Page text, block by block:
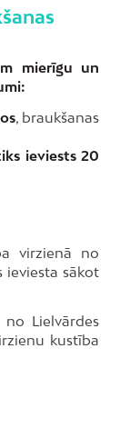
mierīgu un
, braukšanas
ieviests 20
virzienā no
ieviesta sākot
Lielvārdes
kustība